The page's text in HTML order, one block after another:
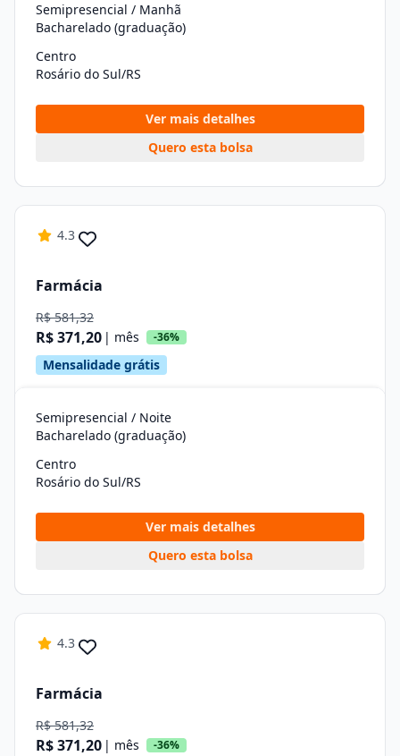
Semipresencial / Manhã
Bacharelado (graduação)
Centro
Rosário do Sul/RS
Ver mais detalhes
Quero esta bolsa
4.3
Farmácia
R$ 581,32
R$ 371,20 | mês -36%
Mensalidade grátis
Semipresencial / Noite
Bacharelado (graduação)
Centro
Rosário do Sul/RS
Ver mais detalhes
Quero esta bolsa
4.3
Farmácia
R$ 581,32
R$ 371,20 | mês -36%